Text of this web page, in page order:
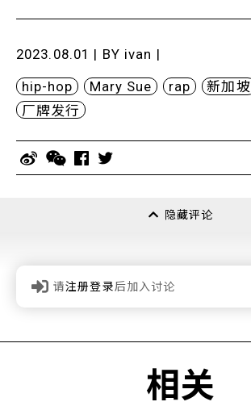
2023.08.01 | BY ivan |
hip-hop Mary Sue rap 新加坡
厂牌发行
隐藏评论
请注册登录后加入讨论
相关